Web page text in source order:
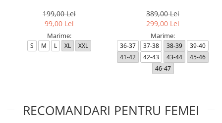
199,00 Lei
99,00 Lei
Marime:
S M L XL XXL
389,00 Lei
299,00 Lei
Marime:
36-37 37-38 38-39
39-40
41-42
42-43 43-44
45-46
46-47
RECOMANDARI PENTRU FEMEI